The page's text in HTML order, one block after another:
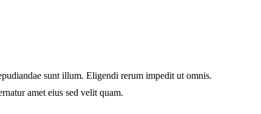
sunt illum. Eligendi rerum impedit ut omnis.
amet eius sed velit quam.